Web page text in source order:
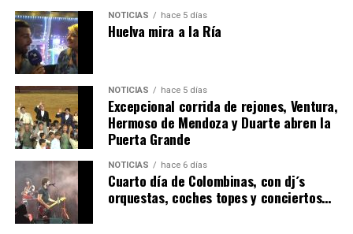
4º DÍA DE LAS FIESTAS COLOMBINAS 2026
hace 6 días Huelvatv
NOTICIAS hace 5 días
Huelva mira a la Ría
NOTICIAS hace 5 días
Excepcional corrida de rejones, Ventura,
Hermoso de Mendoza y Duarte abren la
Puerta Grande
NOTICIAS hace 6 días
Cuarto día de Colombinas, con dj´s
orquestas, coches topes y conciertos…